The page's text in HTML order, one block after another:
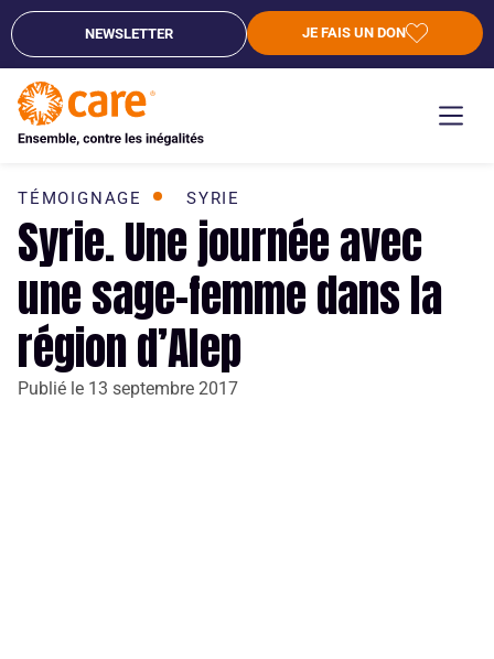
NEWSLETTER JE FAIS UN DON
TÉMOIGNAGE SYRIE
Syrie. Une journée avec
une sage-femme dans la
région d’Alep
Publié le 13 septembre 2017